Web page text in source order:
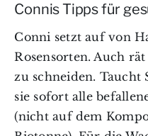
Connis Tipps für
Conni setzt auf von
Rosensorten. Auch
zu schneiden.
sie sofort alle
(nicht auf dem